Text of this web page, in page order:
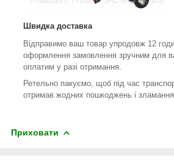
Швидка доставка
Відправимо ваш товар упродовж 12
оформлення замовлення зручним для
оплатим у разі отримання.
Ретельно пакуємо, щоб під час
отримав жодних пошкоджень і зламання.
Приховати